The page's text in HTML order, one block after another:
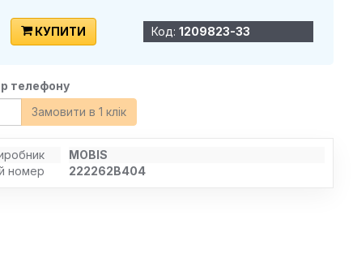
КУПИТИ Код:1209823-33
телефону
Замовити в 1 клік
MOBIS
номер
222262B404